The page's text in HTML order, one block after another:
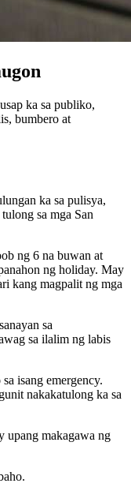
ka sa publiko,
bumbero at
ka sa pulisya,
sa mga San
ng 6 na buwan at
ng holiday. May
kang magpalit ng mga
sa
sa ilalim ng labis
isang emergency.
nakakatulong ka sa
upang makagawa ng